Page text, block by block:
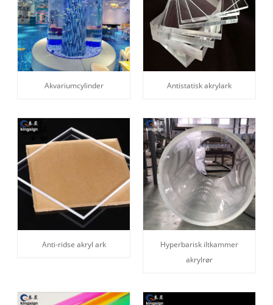
Akvariumcylinder Antistatisk akrylark
Anti-ridse akryl ark
Hyperbarisk iltkammer
akrylrør